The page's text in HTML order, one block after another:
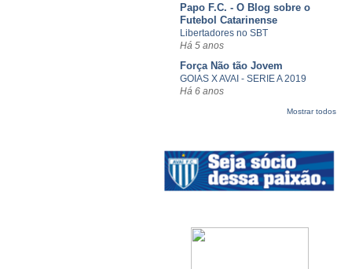
Papo F.C. - O Blog sobre o
Futebol Catarinense
Libertadores no SBT
Há 5 anos
Força Não tão Jovem
GOIAS X AVAI - SERIE A 2019
Há 6 anos
Mostrar todos